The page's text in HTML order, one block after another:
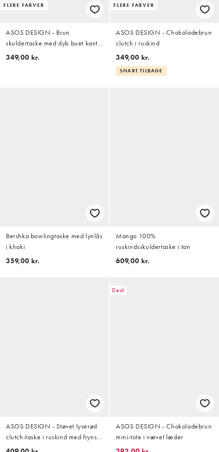
FLERE FARVER
ASOS DESIGN - Brun
skuldertaske med dyb buet kant i
ruskind
349,00 kr.
FLERE FARVER
ASOS DESIGN - Chokoladebrun
clutch i ruskind
349,00 kr.
SNART TILBAGE
Bershka bowlingtaske med lynlås
i khaki
359,00 kr.
Mango 100%
ruskindsskuldertaske i tan
609,00 kr.
ASOS DESIGN - Støvet lyserød
clutch-taske i ruskind med frynser
og aftagelig skulderrem
Deal
ASOS DESIGN - Chokoladebrun
mini-tote i vævet læder